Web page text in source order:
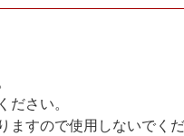
さい。
ますので使用しないでく